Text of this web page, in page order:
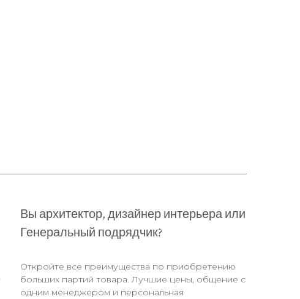
Вы архитектор, дизайнер интерьера или
Генеральный подрядчик?
Откройте все преимущества по приобретению
больших партий товара. Лучшие цены, общение с
одним менеджером и персональная